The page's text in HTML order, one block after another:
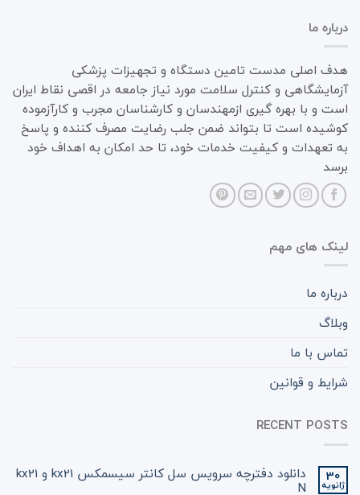
درباره ما
هدف اصلی مدست تامین دستگاه و تجهیزات پزشکی
آزمایشگاهی و کنترل سلامت مورد نیاز جامعه در اقصی نقاط ایران
است و با بهره گیری ازمهندسان و کارشناسان مجرب و کارآزموده
کوشیده است تا بتواند ضمن جلب رضایت مصرف کننده و پاسخ
به تعهدات و کیفیت خدمات خود، تا حد امکان به اهداف خود
برسد
لینک های مهم
درباره ما
وبلاگ
تماس با ما
شرایط و قوانین
RECENT POSTS
30
ژانویه
دانلود دفترچه سرویس سل کانتر سیسمکس kx21 و kx21
N